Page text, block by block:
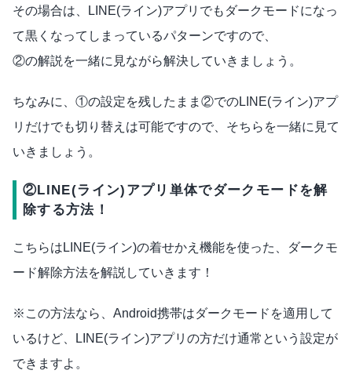
その場合は、LINE(ライン)アプリでもダークモードになっ
て黒くなってしまっているパターンですので、
②の解説を一緒に見ながら解決していきましょう。
ちなみに、①の設定を残したまま②でのLINE(ライン)アプ
リだけでも切り替えは可能ですので、そちらを一緒に見て
いきましょう。
②LINE(ライン)アプリ単体でダークモードを解
除する方法！
こちらはLINE(ライン)の着せかえ機能を使った、ダークモ
ード解除方法を解説していきます！
※この方法なら、Android携帯はダークモードを適用して
いるけど、LINE(ライン)アプリの方だけ通常という設定が
できますよ。